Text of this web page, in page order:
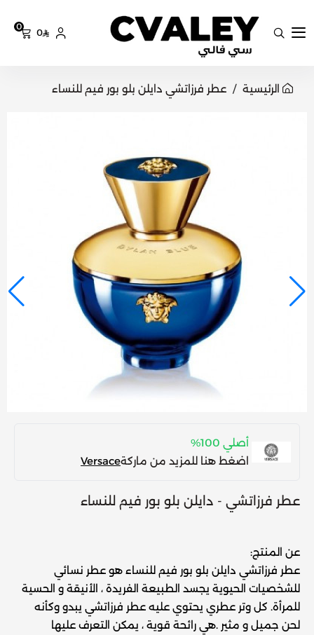
سي فالي
0
0
الرئيسية عطر فرزاتشي دايلن بلو بور فيم للنساء
أصلي 100%
اضغط هنا للمزيد من ماركةVersace
عطر فرزاتشي - دايلن بلو بور فيم للنساء
عن المنتج:
عطر فرزاتشي دايلن بلو بور فيم للنساء هو عطر نسائي
للشخصيات الحيوية يجسد الطبيعة الفريدة ، الأنيقة و الحسية
للمرأة. كل وتر عطري يحتوي عليه عطر فرزاتشي يبدو وكأنه
لحن جميل و مثير .هي رائحة قوية ، يمكن التعرف عليها